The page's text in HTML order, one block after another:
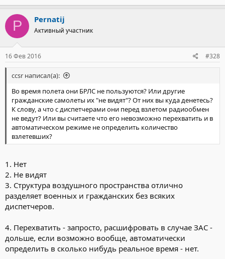
P Pernatij
Активный участник
16 Фев 2016 #328
ccsr написал(а):
Во время полета они БРЛС не пользуются? Или другие
гражданские самолеты их "не видят"? От них вы куда денетесь?
К слову, а что с диспетчерами они перед взлетом радиообмен
не ведут? Или вы считаете что его невозможно перехватить и в
автоматическом режиме не определить количество
взлетевших?
1. Нет
2. Не видят
3. Структура воздушного пространства отлично
разделяет военных и гражданских без всяких
диспетчеров.
4. Перехватить - запросто, расшифровать в случае ЗАС -
дольше, если возможно вообще, автоматически
определить в сколько нибудь реальное время - нет.